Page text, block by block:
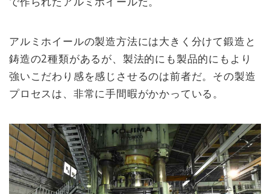
アルミホイールの製造方法には大きく分けて鍛造と
鋳造の2種類があるが、製法的にも製品的にもより
強いこだわり感を感じさせるのは前者だ。その製造
プロセスは、非常に手間暇がかかっている。